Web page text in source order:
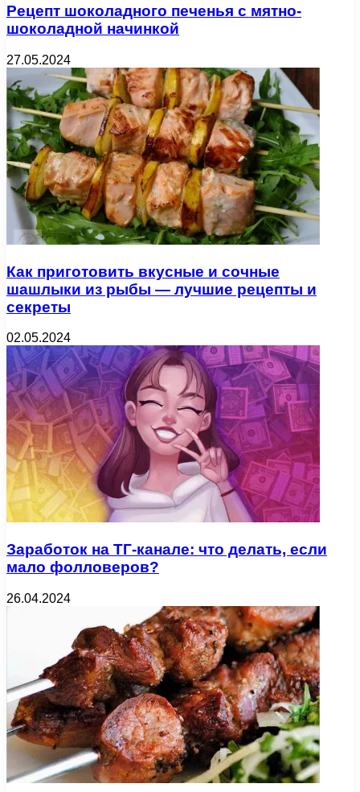
Рецепт шоколадного печенья с мятно-
шоколадной начинкой
27.05.2024
Как приготовить вкусные и сочные
шашлыки из рыбы — лучшие рецепты и
секреты
02.05.2024
Заработок на ТГ-канале: что делать, если
мало фолловеров?
26.04.2024